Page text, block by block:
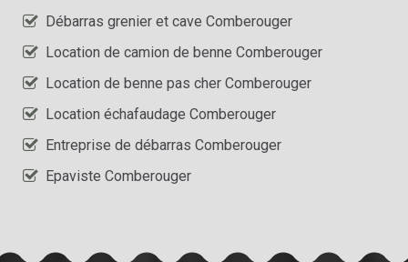
Débarras grenier et cave Comberouger
Location de camion de benne Comberouger
Location de benne pas cher Comberouger
Location échafaudage Comberouger
Entreprise de débarras Comberouger
Epaviste Comberouger